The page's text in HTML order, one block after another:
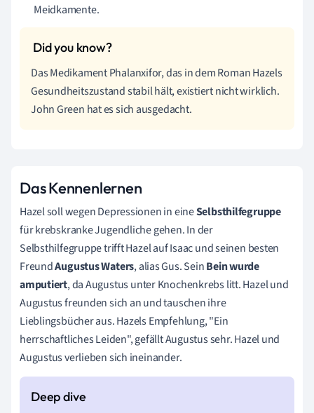
Meidkamente.
Das Medikament Phalanxifor, das in dem Roman Hazels
Gesundheitszustand stabil hält, existiert nicht wirklich.
John Green hat es sich ausgedacht.
Das Kennenlernen
Hazel soll wegen Depressionen in eineSelbsthilfegruppe
für krebskranke Jugendliche gehen. In der
Selbsthilfegruppe trifft Hazel auf Isaac und seinen besten
FreundAugustus Waters, alias Gus. SeinBein wurde
amputiert, da Augustus unter Knochenkrebs litt. Hazel und
Augustus freunden sich an und tauschen ihre
Lieblingsbücher aus. Hazels Empfehlung, "Ein
herrschaftliches Leiden",gefällt Augustus sehr. Hazel und
Augustus verlieben sich ineinander.